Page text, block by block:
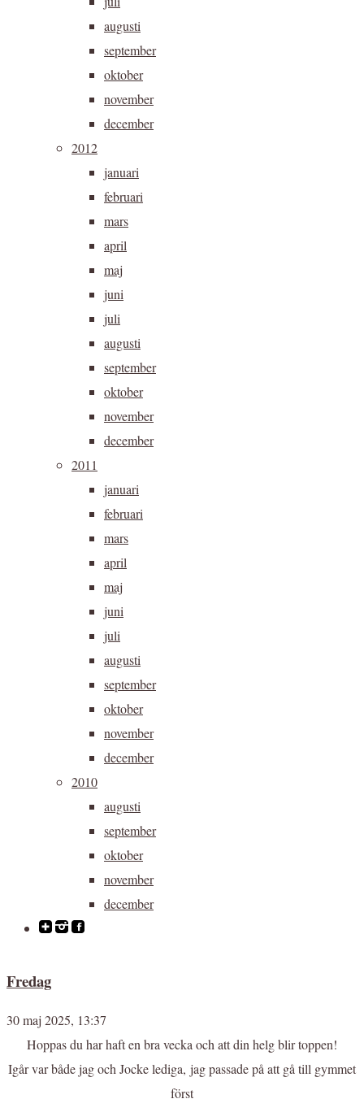
augusti
september
oktober
november
december
2012
januari
februari
mars
april
maj
juni
juli
augusti
september
oktober
november
december
2011
januari
februari
mars
april
maj
juni
juli
augusti
september
oktober
november
december
2010
augusti
september
oktober
november
december
Fredag
30 maj 2025, 13:37
Hoppas du har haft en bra vecka och att din helg blir toppen!
Igår var både jag och Jocke lediga, jag passade på att gå till gymmet
först